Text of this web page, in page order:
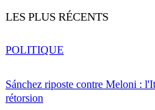
LES PLUS RÉCENTS
Sánchez riposte contre Meloni :
rétorsion
POLITIQUE